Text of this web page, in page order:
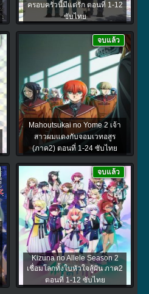
ครอบครัวนี้มีแต่รัก ตอนที่ 1-12
ซับไทย
Mahoutsukai no Yome 2 เจ้า
สาวผมแดงกับจอมเวทอสูร
(ภาค2) ตอนที่ 1-24 ซับไทย
จบแล้ว
Kizuna no Allele Season 2
เชื่อมโลกทั้งใบหัวใจสู้ฝัน ภาค2
ตอนที่ 1-12 ซับไทย
จบแล้ว